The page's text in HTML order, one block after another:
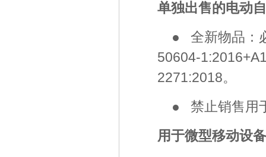
单独出售的电动
● 全新物品：
50604-
2271:2018。
● 禁止销售用
用于微型移动设